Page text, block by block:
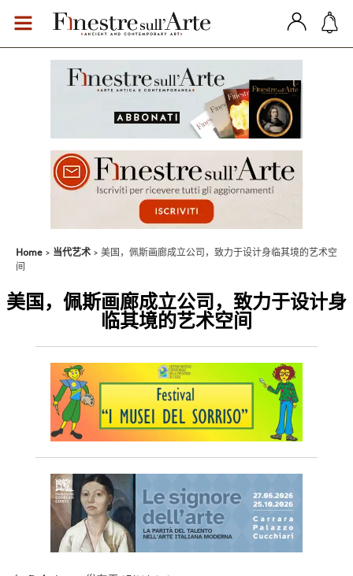
Home 当代艺术
美国，佩斯画廊成立公司，致力于设计身临其境的艺术空
间
美国，佩斯画廊成立公司，致力于设计身
临其境的艺术空间